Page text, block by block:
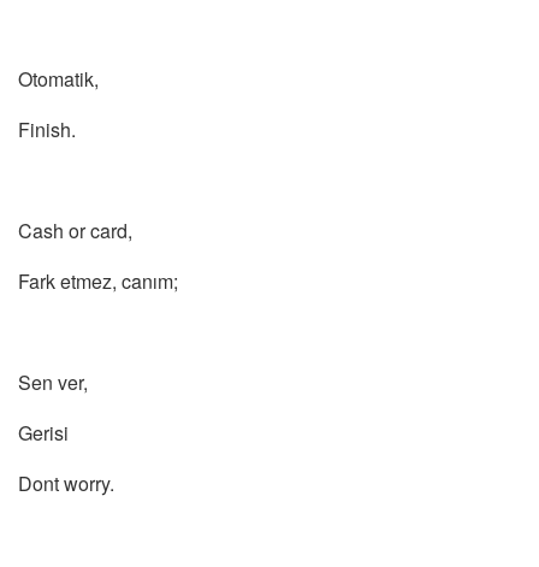
Otomatik,
Finish.
Cash or card,
Fark etmez, canım;
Sen ver,
Gerisi
Dont worry.